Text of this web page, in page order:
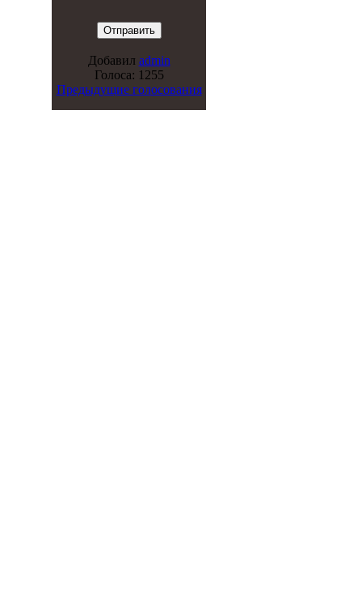
Добавил admin
Голоса: 1255
Предыдущие голосования